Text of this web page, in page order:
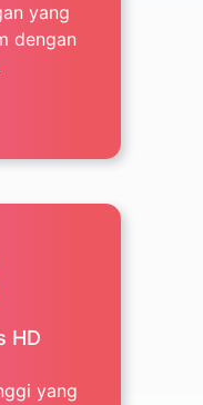
yang
dengan
HD
yang